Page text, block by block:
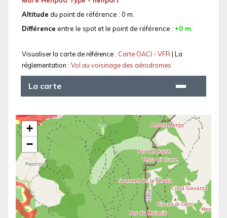
Altitude du point de référence : 0 m.
Différence entre le spot et le point de référence : +0 m.
Visualiser la carte de référence : Carte OACI - VFR| La
réglementation : Vol au voisinage des aérodromes
La carte